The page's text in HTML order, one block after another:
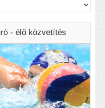
- élő közvetítés